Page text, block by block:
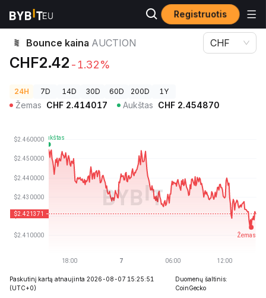
Registruotis
Kriptovaliutų kainos Bounce kaina AUCTION
Bounce kaina AUCTION
CHF2.42 -1.32%
CHF
24H 7D 14D 30D 60D 200D 1Y
Žemas CHF 2.414017 Aukštas CHF 2.454870
Paskutinį kartą atnaujinta 2026-08-07 15:25:51
(UTC+0)
Duomenų šaltinis:
CoinGecko